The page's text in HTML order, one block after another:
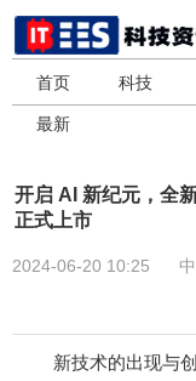
首页 科技
最新
开启 AI 新纪元，全
正式上市
2024-06-20 10:25
新技术的出现与创